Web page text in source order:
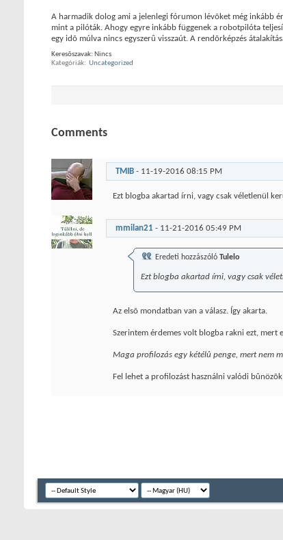
A harmadik dolog ami a jelenlegi fórumon lévõket még inkább
mint a pilóták. Ahogy egyre inkább függenek a robotpilóta
egy idõ múlva nincs egyszerû visszaút. A rendõrképzés
Keresõszavak: Nincs
Kategóriák
Uncategorized
Comments
TMIB - 11-19-2016 08:15 PM
Ezt blogba akartad írni, vagy csak véletlenül
mmilan21 - 11-21-2016 05:49 PM
Eredeti hozzászóló Tulelo
Ezt blogba akartad írni, vagy csak
Az elsõ mondatban van a válasz. Így akarta.
Szerintem érdemes volt blogba rakni ezt, mert
Maga profilozás egy kétélû penge, mert nem
Fel lehet a profilozást használni valódi